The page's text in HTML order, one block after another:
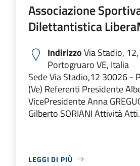
Associazione
Dilettantistica
IndirizzoVia Stadio,
Portogruaro VE, Italia
Sede Via Stadio,12 30026 -
(Ve) Referenti Presidente
VicePresidente Anna
Gilberto SORIANI Attività
LEGGI DI PIÙ